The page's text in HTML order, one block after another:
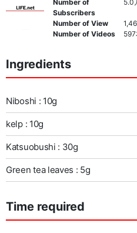
Number of
Subscribers
5.0
Number of View
Number of Videos
Ingredients
Niboshi : 10g
kelp : 10g
Katsuobushi : 30g
Green tea leaves : 5g
Time required